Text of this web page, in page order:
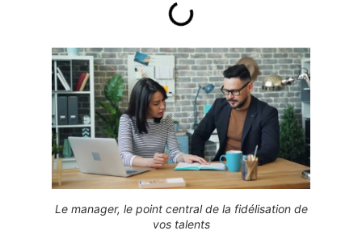
Le manager, le point central de la fidélisation de
vos talents